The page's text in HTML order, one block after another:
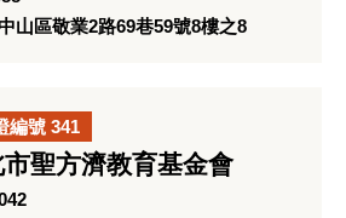
山區敬業2路69巷59號8樓之8
編號 341
聖方濟教育基金會